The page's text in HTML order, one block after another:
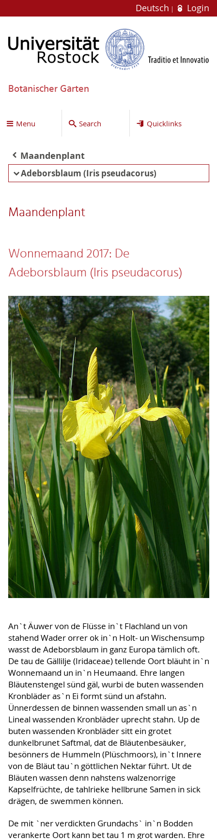
Deutsch Login
Botanischer Garten
Menu Search Quicklinks
Maandenplant
Adeborsblaum (Iris pseudacorus)
Maandenplant
Wonnemaand 2017: De
Adeborsblaum (Iris pseudacorus)
An`t Äuwer von de Flüsse in`t Flachland un von
stahend Wader orrer ok in`n Holt- un Wischensump
wasst de Adeborsblaum in ganz Europa tämlich oft.
De tau de Gällilje (Iridaceae) tellende Oort bläuht in`n
Wonnemaand un in`n Heumaand. Ehre langen
Bläutenstengel sünd gäl, wurbi de buten wassenden
Kronbläder as`n Ei formt sünd un afstahn.
Ünnerdessen de binnen wassenden small un as`n
Lineal wassenden Kronbläder uprecht stahn. Up de
buten wassenden Kronbläder sitt ein grotet
dunkelbrunet Saftmal, dat de Bläutenbesäuker,
besönners de Hummeln (Plüschmoors), in`t Innere
von de Bläut tau`n göttlichen Nektar führt. Ut de
Bläuten wassen denn nahstens walzenorrige
Kapselfrüchte, de tahlrieke hellbrune Samen in sick
drägen, de swemmen können.
De mit `ner verdickten Grundachs` in`n Bodden
verankerte Oort kann bet tau 1 m grot warden. Ehre